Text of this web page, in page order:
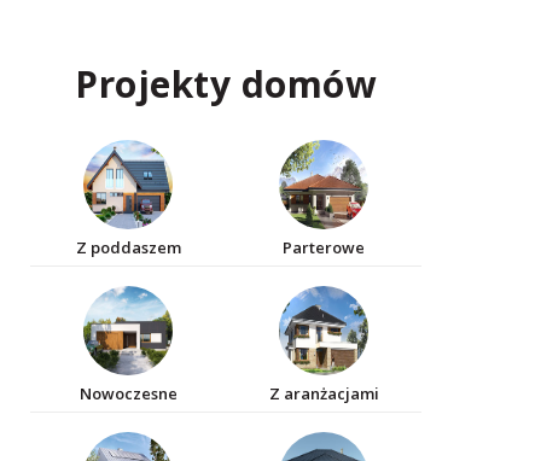
Projekty domów
Z poddaszem Parterowe
Nowoczesne Z aranżacjami